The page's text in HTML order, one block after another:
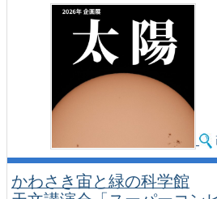
かわさき宙と緑の科学館